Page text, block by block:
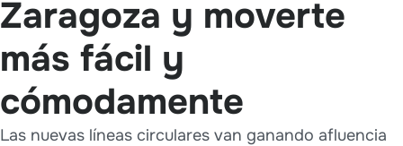
Zaragoza y moverte
más fácil y
cómodamente
Las nuevas líneas circulares van ganando afluencia